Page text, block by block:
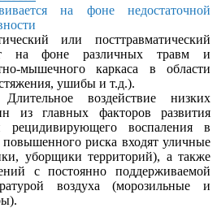
на фоне недостаточной
или посттравматический
на фоне различных травм и
мышечного каркаса в области
ушибы и т.д.).
воздействие низких
из главных факторов развития
рецидивирующего воспаления в
риска входят уличные
уборщики территорий), а также
с постоянно поддерживаемой
воздуха (морозильные и